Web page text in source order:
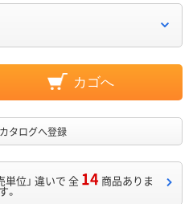
カゴへ
タログへ登録
単位」 違いで 全 14 商品ありま
す。